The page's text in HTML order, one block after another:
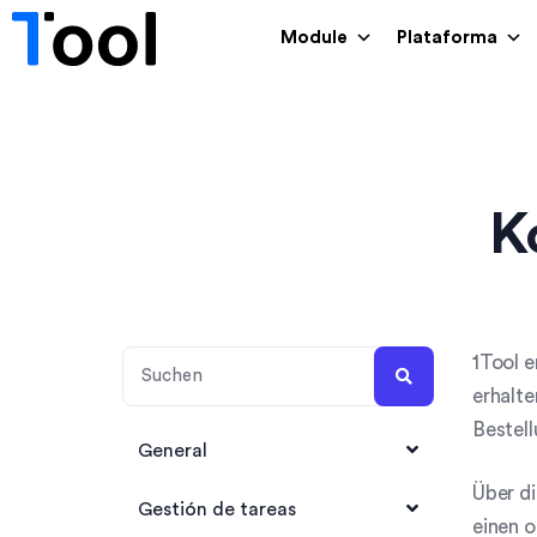
Module Plataforma
General
1Tool Account anlegen
Gestión de tareas
1Tool
Über
einen